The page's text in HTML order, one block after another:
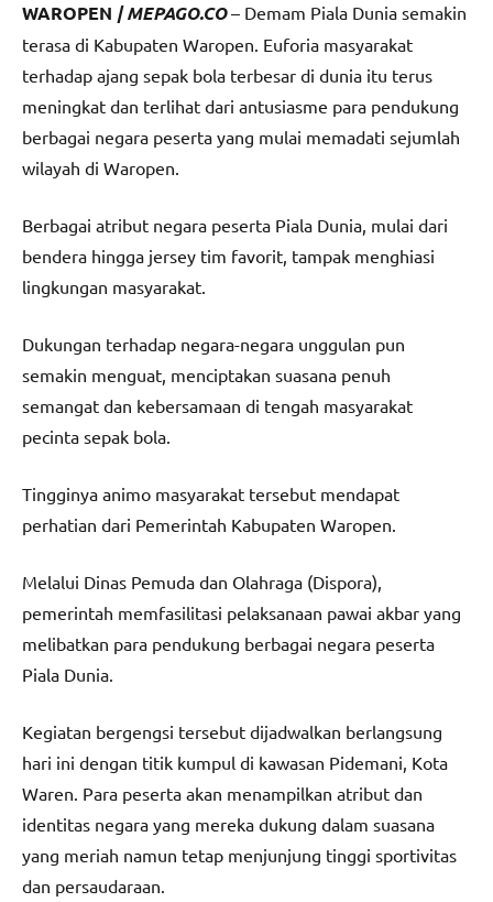
WAROPEN | MEPAGO.CO– Demam Piala Dunia semakin
terasa di Kabupaten Waropen. Euforia masyarakat
terhadap ajang sepak bola terbesar di dunia itu terus
meningkat dan terlihat dari antusiasme para pendukung
berbagai negara peserta yang mulai memadati sejumlah
wilayah di Waropen.
Berbagai atribut negara peserta Piala Dunia, mulai dari
bendera hingga jersey tim favorit, tampak menghiasi
lingkungan masyarakat.
Dukungan terhadap negara-negara unggulan pun
semakin menguat, menciptakan suasana penuh
semangat dan kebersamaan di tengah masyarakat
pecinta sepak bola.
Tingginya animo masyarakat tersebut mendapat
perhatian dari Pemerintah Kabupaten Waropen.
Melalui Dinas Pemuda dan Olahraga (Dispora),
pemerintah memfasilitasi pelaksanaan pawai akbar yang
melibatkan para pendukung berbagai negara peserta
Piala Dunia.
Kegiatan bergengsi tersebut dijadwalkan berlangsung
hari ini dengan titik kumpul di kawasan Pidemani, Kota
Waren. Para peserta akan menampilkan atribut dan
identitas negara yang mereka dukung dalam suasana
yang meriah namun tetap menjunjung tinggi sportivitas
dan persaudaraan.